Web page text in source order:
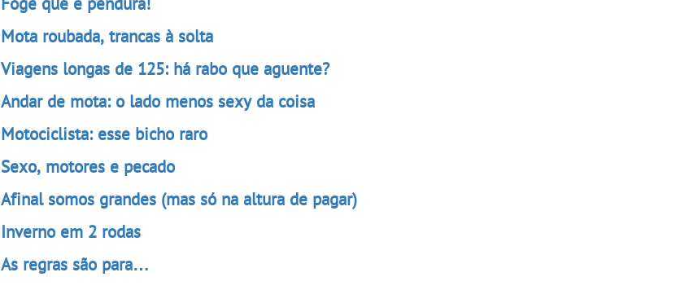
Mota roubada, trancas à solta
Viagens longas de 125: há rabo que aguente?
Andar de mota: o lado menos sexy da coisa
Motociclista: esse bicho raro
Sexo, motores e pecado
Afinal somos grandes (mas só na altura de pagar)
Inverno em 2 rodas
As regras são para…